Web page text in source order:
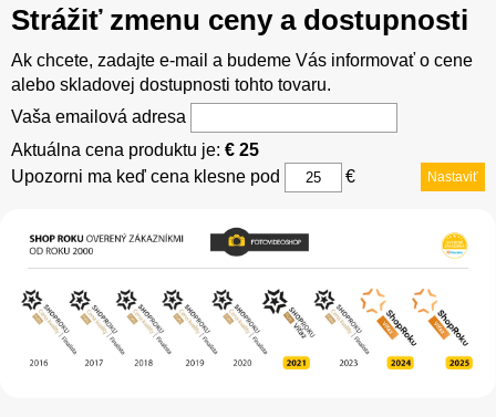
Strážiť zmenu ceny a dostupnosti
Ak chcete, zadajte e-mail a budeme Vás informovať o cene
alebo skladovej dostupnosti tohto tovaru.
Vaša emailová adresa
Aktuálna cena produktu je: € 25
Upozorni ma keď cena klesne pod
€ Nastaviť